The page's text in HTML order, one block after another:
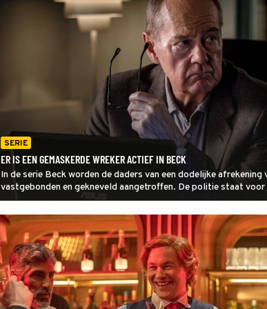
SERIE
ER IS EEN GEMASKERDE WREKER ACTIEF IN BECK
In de serie Beck worden de daders van een dodelijke
vastgebonden en gekneveld aangetroffen. De politie staat voor
straat gaat het gerucht dat er een gemaskerde wreker actief is.